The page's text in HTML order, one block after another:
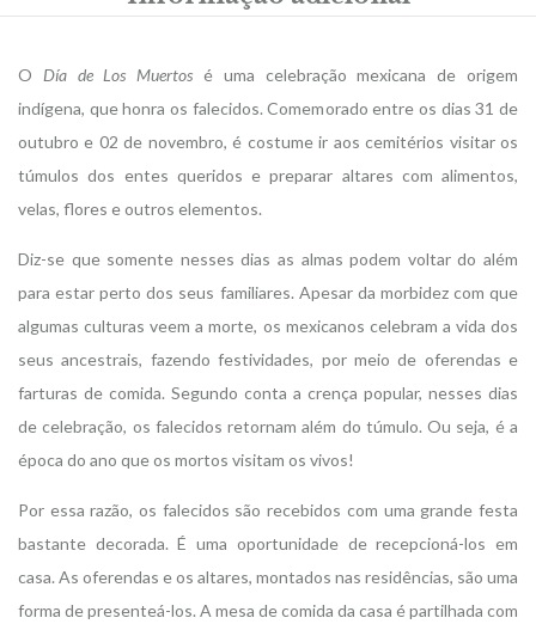
O Día de Los Muertos é uma celebração mexicana de origem
indígena, que honra os falecidos. Comemorado entre os dias 31 de
outubro e 02 de novembro, é costume ir aos cemitérios visitar os
túmulos dos entes queridos e preparar altares com alimentos,
velas, flores e outros elementos.
Diz-se que somente nesses dias as almas podem voltar do além
para estar perto dos seus familiares. Apesar da morbidez com que
algumas culturas veem a morte, os mexicanos celebram a vida dos
seus ancestrais, fazendo festividades, por meio de oferendas e
farturas de comida. Segundo conta a crença popular, nesses dias
de celebração, os falecidos retornam além do túmulo. Ou seja, é a
época do ano que os mortos visitam os vivos!
Por essa razão, os falecidos são recebidos com uma grande festa
bastante decorada. É uma oportunidade de recepcioná-los em
casa. As oferendas e os altares, montados nas residências, são uma
forma de presenteá-los. A mesa de comida da casa é partilhada com